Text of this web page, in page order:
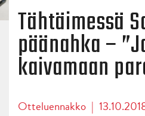
Tähtäimessä
päänahka –
kaivamaan
Otteluennakko |